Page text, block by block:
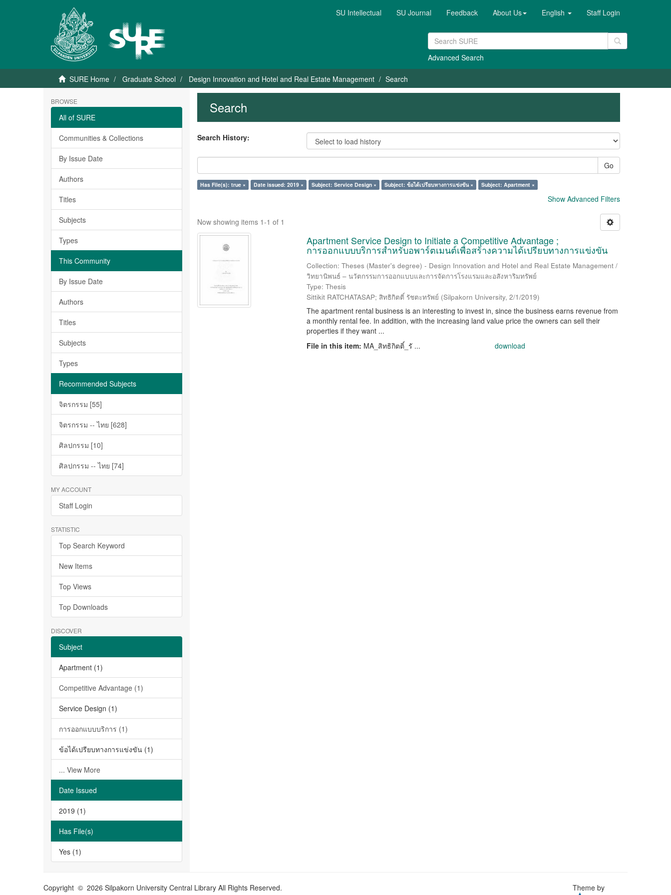
SU Intellectual SU Journal Feedback About Us English Staff Login
Advanced Search
SURE Home Graduate School Design Innovation and Hotel and Real Estate Management Search
BROWSE
All of SURE
Communities & Collections
By Issue Date
Authors
Titles
Subjects
Types
This Community
By Issue Date
Authors
Titles
Subjects
Types
Recommended Subjects
จิตรกรรม [55]
จิตรกรรม -- ไทย [628]
ศิลปกรรม [10]
ศิลปกรรม -- ไทย [74]
MY ACCOUNT
Staff Login
STATISTIC
Top Search Keyword
New Items
Top Views
Top Downloads
DISCOVER
Subject
Apartment (1)
Competitive Advantage (1)
Service Design (1)
การออกแบบบริการ (1)
ข้อได้เปรียบทางการแข่งขัน (1)
... View More
Date Issued
2019 (1)
Has File(s)
Yes (1)
Search
Search History:
Go
Has File(s): true × Date issued: 2019 × Subject: Service Design × Subject: ข้อได้เปรียบทางการแข่งขัน × Subject: Apartment ×
Show Advanced Filters
Now showing items 1-1 of 1
Apartment Service Design to Initiate a Competitive Advantage ;
การออกแบบบริการสำหรับอพาร์ตเมนต์เพื่อสร้างความได้เปรียบทางการแข่งขัน
Collection: Theses (Master's degree) - Design Innovation and Hotel and Real Estate Management /
วิทยานิพนธ์ – นวัตกรรมการออกแบบและการจัดการโรงแรมและอสังหาริมทรัพย์
Type: Thesis
Sittikit RATCHATASAP; สิทธิกิตติ์ รัชตะทรัพย์ (Silpakorn University, 2/1/2019)
The apartment rental business is an interesting to invest in, since the business earns revenue from
a monthly rental fee. In addition, with the increasing land value price the owners can sell their
properties if they want ...
File in this item: MA_สิทธิกิตติ์_รั ... download
Copyright © 2026 Silpakorn University Central Library All Rights Reserved. Theme by